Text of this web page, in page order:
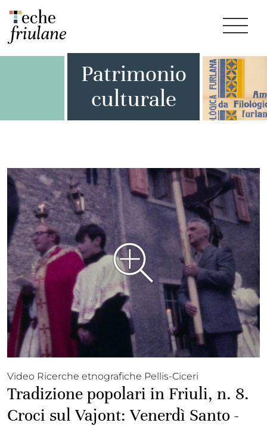
Patrimonio
culturale
Video Ricerche etnografiche Pellis-Ciceri
Tradizione popolari in Friuli, n. 8.
Croci sul Vajont: Venerdì Santo -